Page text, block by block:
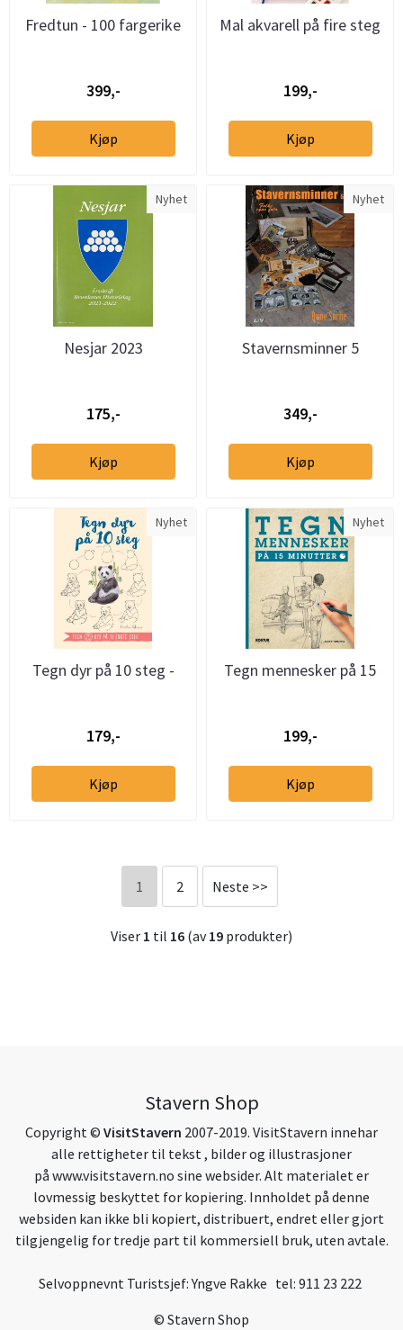
Fredtun - 100 fargerike
399,-
Kjøp
Mal akvarell på fire steg
199,-
Kjøp
Nyhet
Nesjar 2023
175,-
Kjøp
Nyhet
Stavernsminner 5
349,-
Kjøp
Nyhet
Tegn dyr på 10 steg -
179,-
Kjøp
Nyhet
Tegn mennesker på 15
199,-
Kjøp
1 2 Neste >>
Viser 1 til 16 (av19 produkter)
Stavern Shop
Copyright © VisitStavern 2007-2019. VisitStavern innehar
alle rettigheter til tekst , bilder og illustrasjoner
på www.visitstavern.no sine websider. Alt materialet er
lovmessig beskyttet for kopiering. Innholdet på denne
websiden kan ikke bli kopiert, distribuert, endret eller gjort
tilgjengelig for tredje part til kommersiell bruk, uten avtale.
Selvoppnevnt Turistsjef: Yngve Rakke tel: 911 23 222
© Stavern Shop